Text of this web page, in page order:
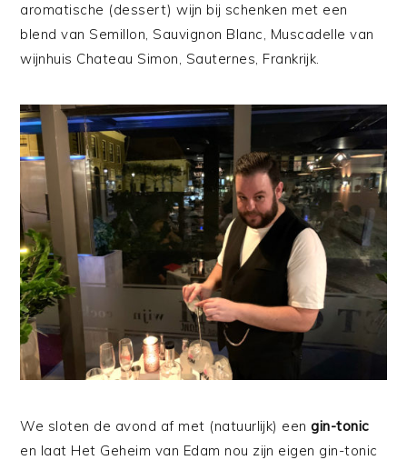
aromatische (dessert) wijn bij schenken met een
blend van Semillon, Sauvignon Blanc, Muscadelle van
wijnhuis Chateau Simon, Sauternes, Frankrijk.
We sloten de avond af met (natuurlijk) eengin-tonic
en laat Het Geheim van Edam nou zijn eigen gin-tonic